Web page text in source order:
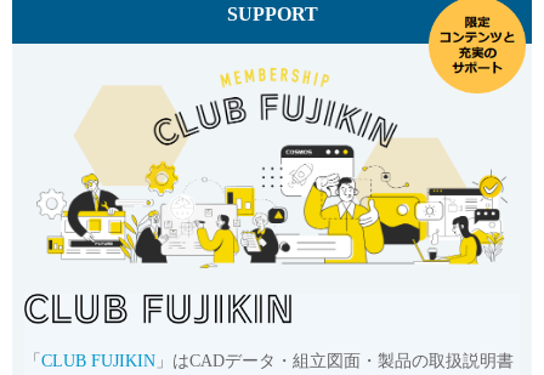
SUPPORT
「 CLUB FUJIKIN 」はCADデータ・組立図面・製品の取扱説明書